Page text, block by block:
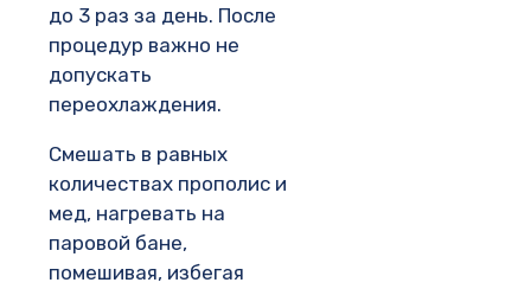
до 3 раз за день. После
процедур важно не
допускать
переохлаждения.
Смешать в равных
количествах прополис и
мед, нагревать на
паровой бане,
помешивая, избегая